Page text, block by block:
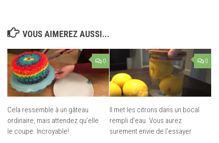
VOUS AIMEREZ AUSSI...
0
Cela ressemble à un gâteau
ordinaire, mais attendez qu’elle
le coupe. Incroyable!
0
Il met les citrons dans un bocal
rempli d’eau. Vous aurez
surement envie de l’essayer